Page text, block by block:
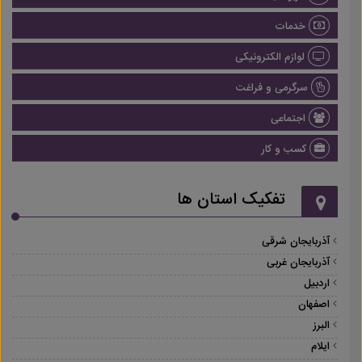
خدمات
لوازم الکترونیکی
سرگرمی و فراغت
اجتماعی
کسب و کار
تفکیک استان ها
آذربایجان شرقی
آذربایجان غربی
اردبیل
اصفهان
البرز
ایلام